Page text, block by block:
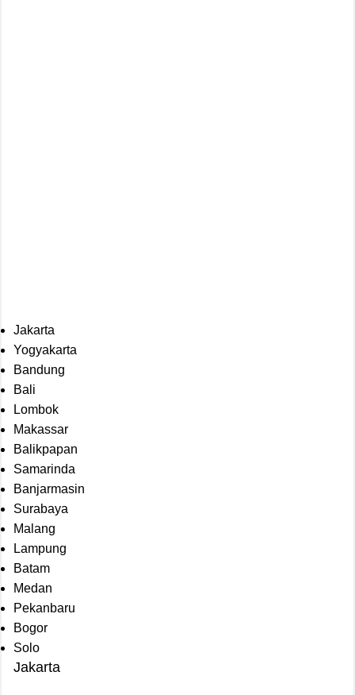
Jakarta
Yogyakarta
Bandung
Bali
Lombok
Makassar
Balikpapan
Samarinda
Banjarmasin
Surabaya
Malang
Lampung
Batam
Medan
Pekanbaru
Bogor
Solo
Jakarta